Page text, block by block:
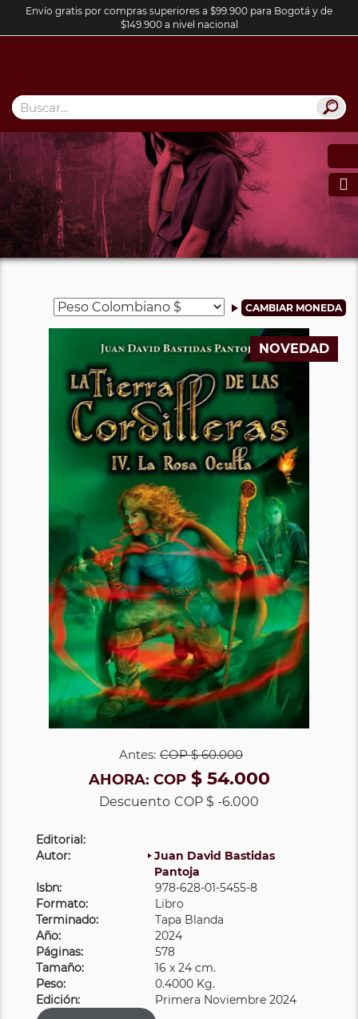
Envío gratis por compras superiores a $99.900 para Bogotá y de
$149.900 a nivel nacional

NOVEDAD
Antes: COP$ 60.000
AHORA: COP$ 54.000
Descuento COP $ -6.000
Editorial:
Autor:
Juan David Bastidas
Pantoja
Isbn:
978-628-01-5455-8
Formato:
Libro
Terminado:
Tapa Blanda
Año:
2024
Páginas:
578
Tamaño:
16 x 24 cm.
Peso:
0.4000 Kg.
Edición:
Primera Noviembre 2024